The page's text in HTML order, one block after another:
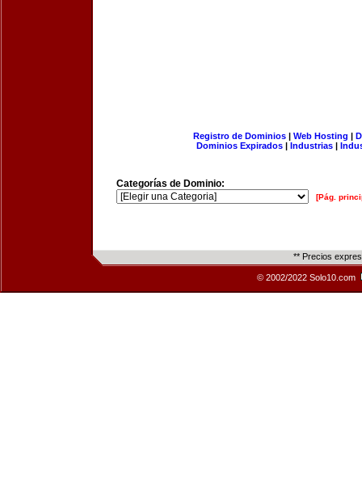
Registro de Dominios| Web Hosting |
Dominios Expirados | Industrias |
Categorías de Dominio:
[Pág.
** Precios
© 2002/2022 Solo10.com